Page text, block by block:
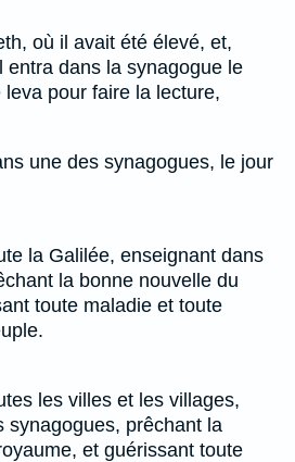
où il avait été élevé, et,
entra dans la synagogue le
pour faire la lecture,
une des synagogues, le jour
la Galilée, enseignant dans
la bonne nouvelle du
toute maladie et toute
les villes et les villages,
synagogues, prêchant la
et guérissant toute